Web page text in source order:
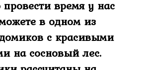
время у нас
в одном из
с красивыми
на сосновый лес.